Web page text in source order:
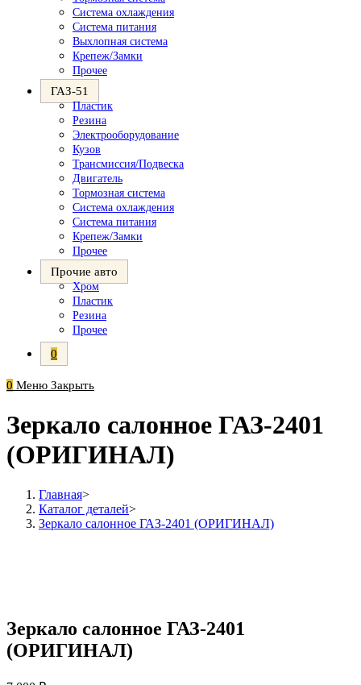
Система охлаждения
Система питания
Выхлопная система
Крепеж/Замки
Прочее
ГАЗ-51
Пластик
Резина
Электрооборудование
Кузов
Трансмиссия/Подвеска
Двигатель
Тормозная система
Система охлаждения
Система питания
Крепеж/Замки
Прочее
Прочие авто
Хром
Пластик
Резина
Прочее
0
0 Меню Закрыть
Зеркало салонное ГАЗ-2401
(ОРИГИНАЛ)
Главная>
Каталог деталей>
Зеркало салонное ГАЗ-2401 (ОРИГИНАЛ)
Зеркало салонное ГАЗ-2401
(ОРИГИНАЛ)